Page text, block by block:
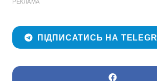
РЕКЛАМА
ПІДПИСАТИСЬ НА